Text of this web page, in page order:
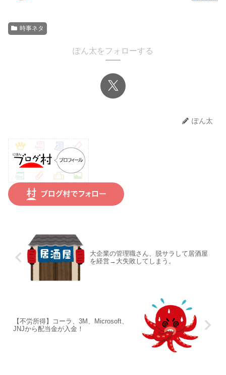
時事ネタ
ぽん太をフォローする
ぽん太
大企業の管理職さん、脱サラして居酒屋
を経営→大失敗してしまう。
【不労所得】コーラ、3M、Microsoft、
JNJから配当金が入金！